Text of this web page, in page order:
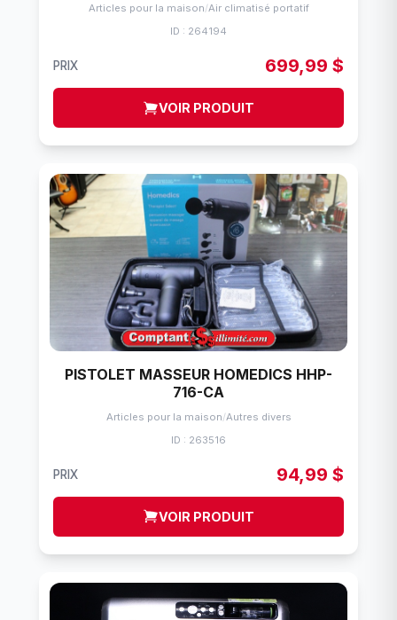
Articles pour la maison/Air climatisé portatif
ID : 264194
PRIX 699,99 $
VOIR PRODUIT
PISTOLET MASSEUR HOMEDICS HHP-
716-CA
Articles pour la maison/Autres divers
ID : 263516
PRIX 94,99 $
VOIR PRODUIT